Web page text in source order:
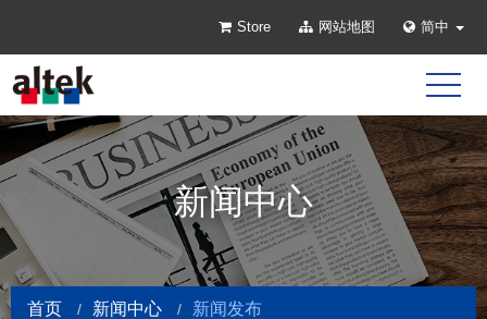
Store 网站地图 简中
新闻中心
首页 新闻中心 新闻发布